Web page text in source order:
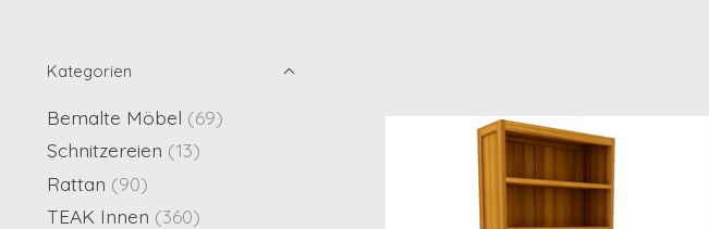
Kategorien
Bemalte Möbel (69)
Schnitzereien (13)
Rattan (90)
TEAK Innen (360)